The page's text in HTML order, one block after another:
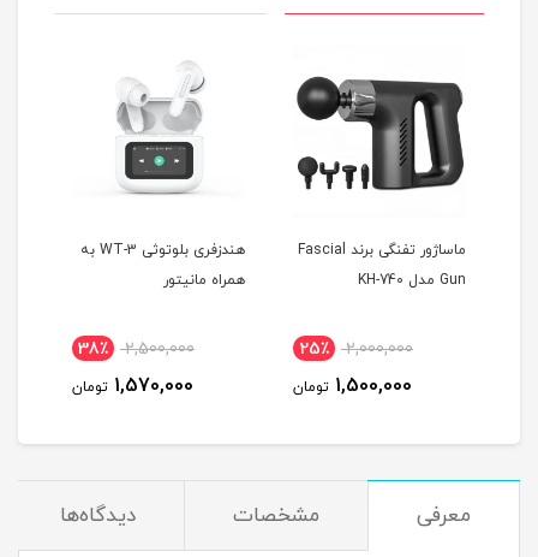
ماساژور تفنگی برند Fascial
Gun مدل KH-740
2,000,000 25٪
1,500,000 تومان
هندزفری بلوتوثی WT-3 به
همراه مانیتور
2,500,000 38٪
1,570,000 تومان
معرفی مشخصات دیدگاه‌ها